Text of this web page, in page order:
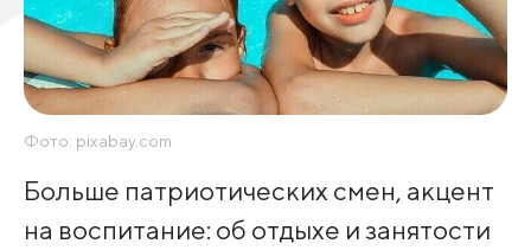
Фото: pixabay.com
Больше патриотических смен, акцент
на воспитание: об отдыхе и занятости